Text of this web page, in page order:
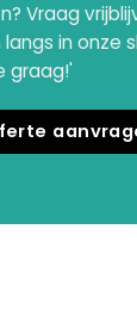
Vraag
in onze
graag!'